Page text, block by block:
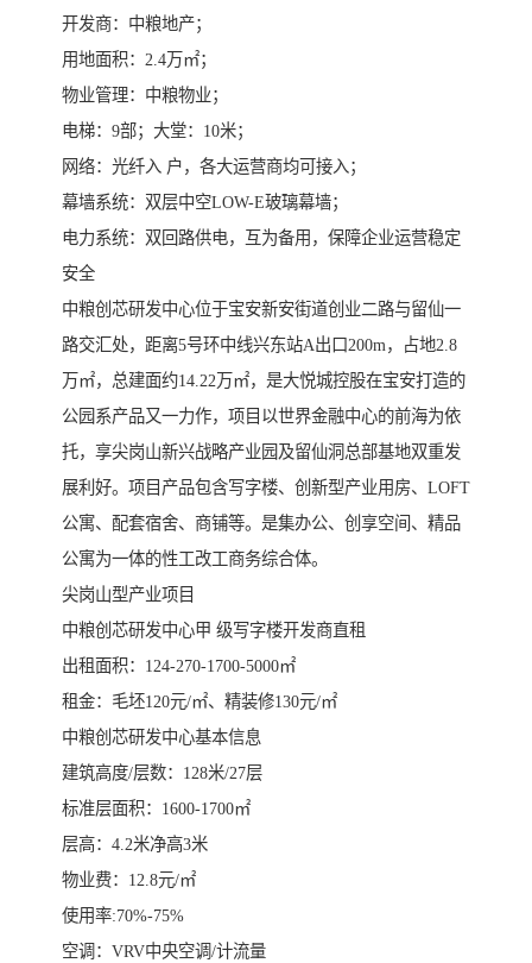
开发商：中粮地产；
用地面积：2.4万㎡；
物业管理：中粮物业；
电梯：9部；大堂：10米；
网络：光纤入 户，各大运营商均可接入；
幕墙系统：双层中空LOW-E玻璃幕墙；
电力系统：双回路供电，互为备用，保障企业运营稳定
安全
中粮创芯研发中心位于宝安新安街道创业二路与留仙一
路交汇处，距离5号环中线兴东站A出口200m，占地2.8
万㎡，总建面约14.22万㎡，是大悦城控股在宝安打造的
公园系产品又一力作，项目以世界金融中心的前海为依
托，享尖岗山新兴战略产业园及留仙洞总部基地双重发
展利好。项目产品包含写字楼、创新型产业用房、LOFT
公寓、配套宿舍、商铺等。是集办公、创享空间、精品
公寓为一体的性工改工商务综合体。
尖岗山型产业项目
中粮创芯研发中心甲 级写字楼开发商直租
出租面积：124-270-1700-5000㎡
租金：毛坯120元/㎡、精装修130元/㎡
中粮创芯研发中心基本信息
建筑高度/层数：128米/27层
标准层面积：1600-1700㎡
层高：4.2米净高3米
物业费：12.8元/㎡
使用率:70%-75%
空调：VRV中央空调/计流量